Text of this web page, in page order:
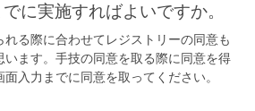
でに実施すればよいですか。
る際に合わせてレジストリーの同意も
ます。手技の同意を取る際に同意を得
入力までに同意を取ってください。